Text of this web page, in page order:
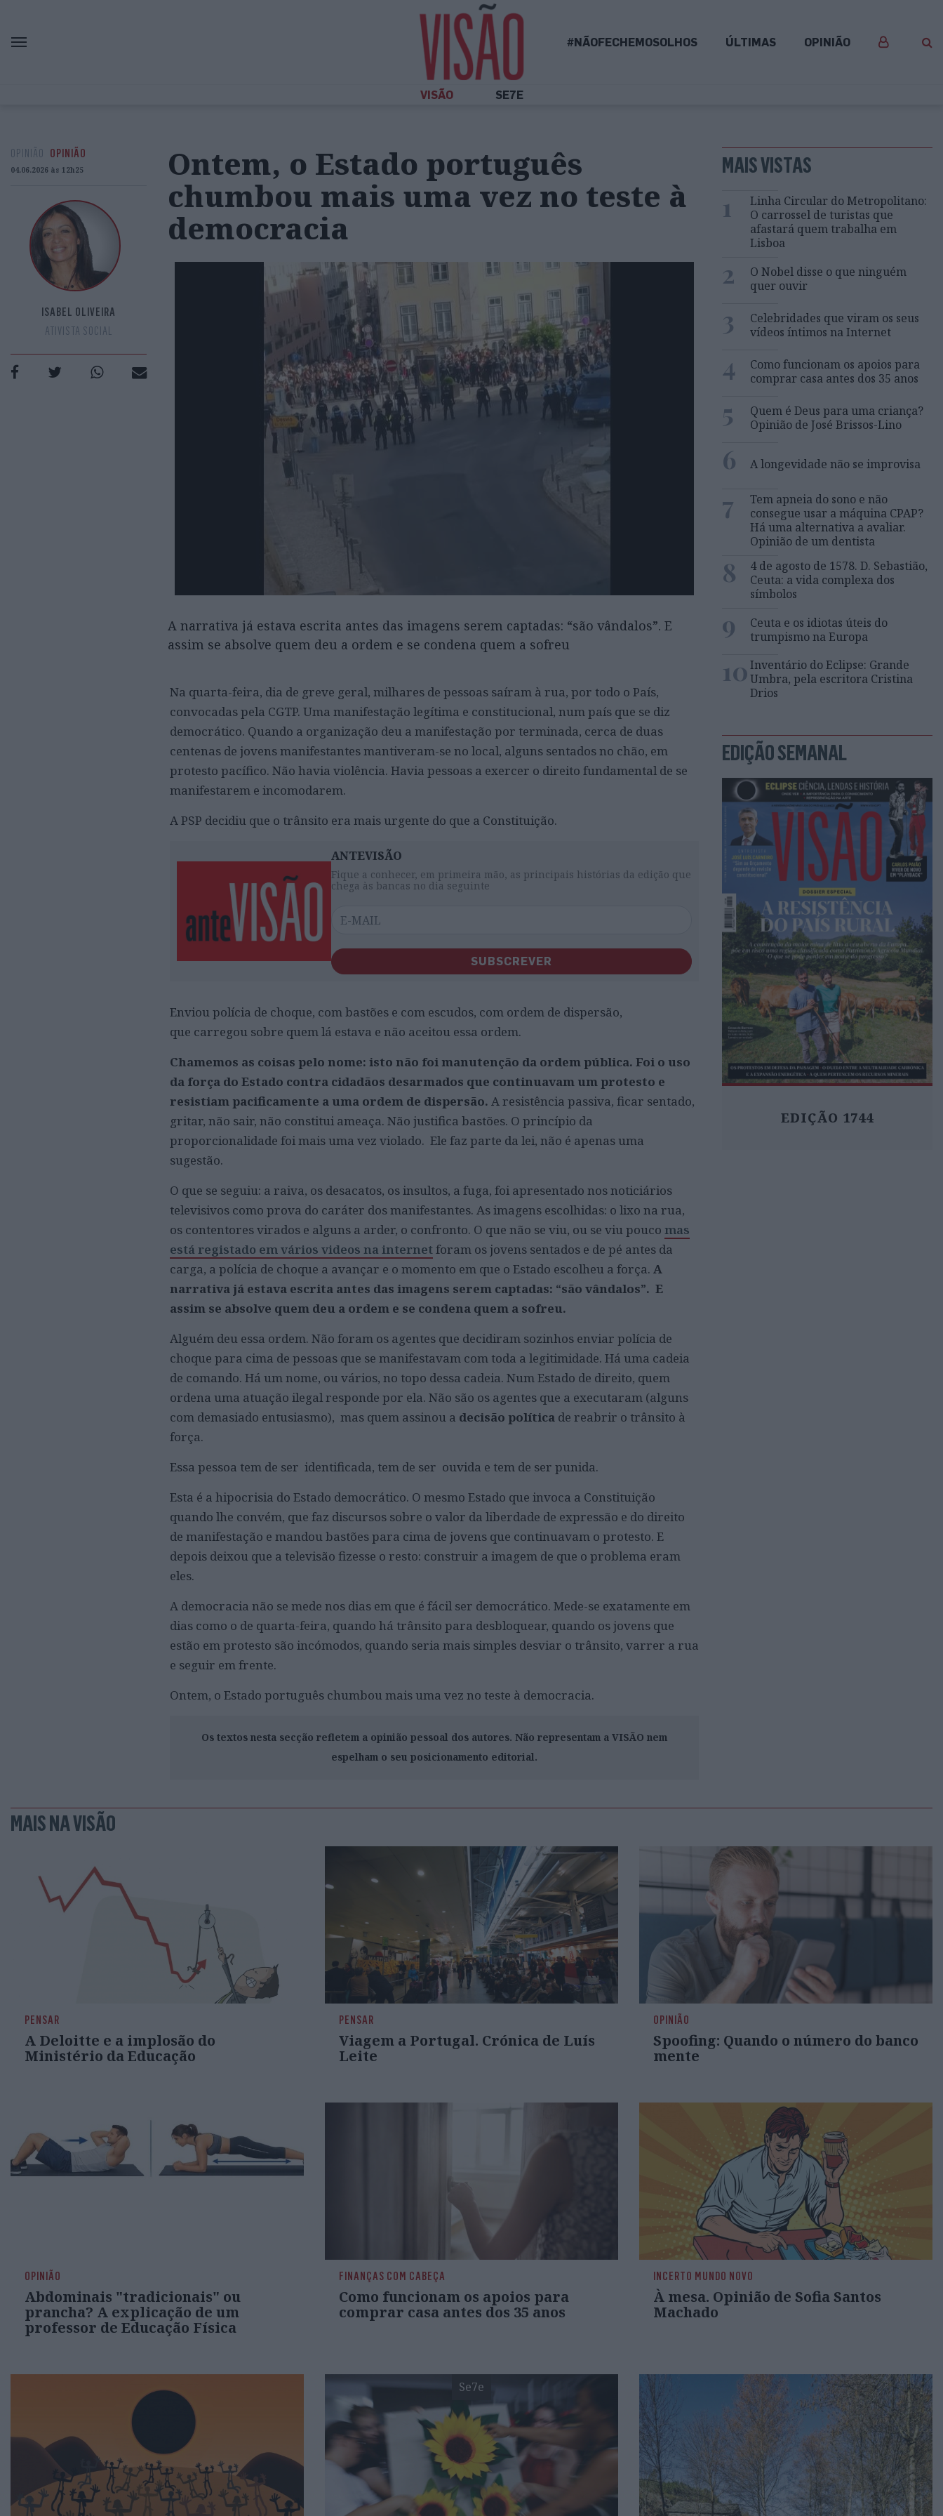
#NÃOFECHEMOSOLHOS ÚLTIMAS OPINIÃO
VISÃO SE7E
OPINIÃO OPINIÃO
04.06.2026 às 12h25
ISABEL OLIVEIRA
ATIVISTA SOCIAL
Ontem, o Estado português
chumbou mais uma vez no teste à
democracia
A narrativa já estava escrita antes das imagens serem captadas: “são vândalos”. E
assim se absolve quem deu a ordem e se condena quem a sofreu
Na quarta-feira, dia de greve geral, milhares de pessoas saíram à rua, por todo o País,
convocadas pela CGTP. Uma manifestação legítima e constitucional, num país que se diz
democrático. Quando a organização deu a manifestação por terminada, cerca de duas
centenas de jovens manifestantes mantiveram-se no local, alguns sentados no chão, em
protesto pacífico. Não havia violência. Havia pessoas a exercer o direito fundamental de se
manifestarem e incomodarem.
A PSP decidiu que o trânsito era mais urgente do que a Constituição.
ANTEVISÃO
Fique a conhecer, em primeira mão, as principais histórias da edição que
chega às bancas no dia seguinte
SUBSCREVER
Enviou polícia de choque, com bastões e com escudos, com ordem de dispersão,
que carregou sobre quem lá estava e não aceitou essa ordem.
Chamemos as coisas pelo nome: isto não foi manutenção da ordem pública. Foi o uso
da força do Estado contra cidadãos desarmados que continuavam um protesto e
resistiam pacificamente a uma ordem de dispersão. A resistência passiva, ficar sentado,
gritar, não sair, não constitui ameaça. Não justifica bastões. O princípio da
proporcionalidade foi mais uma vez violado. Ele faz parte da lei, não é apenas uma
sugestão.
O que se seguiu: a raiva, os desacatos, os insultos, a fuga, foi apresentado nos noticiários
televisivos como prova do caráter dos manifestantes. As imagens escolhidas: o lixo na rua,
os contentores virados e alguns a arder, o confronto. O que não se viu, ou se viu pouco mas
está registado em vários videos na internetforam os jovens sentados e de pé antes da
carga, a polícia de choque a avançar e o momento em que o Estado escolheu a força. A
narrativa já estava escrita antes das imagens serem captadas: “são vândalos”. E
assim se absolve quem deu a ordem e se condena quem a sofreu.
Alguém deu essa ordem. Não foram os agentes que decidiram sozinhos enviar polícia de
choque para cima de pessoas que se manifestavam com toda a legitimidade. Há uma cadeia
de comando. Há um nome, ou vários, no topo dessa cadeia. Num Estado de direito, quem
ordena uma atuação ilegal responde por ela. Não são os agentes que a executaram (alguns
com demasiado entusiasmo), mas quem assinou a decisão política de reabrir o trânsito à
força.
Essa pessoa tem de ser identificada, tem de ser ouvida e tem de ser punida.
Esta é a hipocrisia do Estado democrático. O mesmo Estado que invoca a Constituição
quando lhe convém, que faz discursos sobre o valor da liberdade de expressão e do direito
de manifestação e mandou bastões para cima de jovens que continuavam o protesto. E
depois deixou que a televisão fizesse o resto: construir a imagem de que o problema eram
eles.
A democracia não se mede nos dias em que é fácil ser democrático. Mede-se exatamente em
dias como o de quarta-feira, quando há trânsito para desbloquear, quando os jovens que
estão em protesto são incómodos, quando seria mais simples desviar o trânsito, varrer a rua
e seguir em frente.
Ontem, o Estado português chumbou mais uma vez no teste à democracia.
Os textos nesta secção refletem a opinião pessoal dos autores. Não representam a VISÃO nem
espelham o seu posicionamento editorial.
MAIS VISTAS
1
Linha Circular do Metropolitano:
O carrossel de turistas que
afastará quem trabalha em
Lisboa
2
O Nobel disse o que ninguém
quer ouvir
3
Celebridades que viram os seus
vídeos íntimos na Internet
4
Como funcionam os apoios para
comprar casa antes dos 35 anos
5
Quem é Deus para uma criança?
Opinião de José Brissos-Lino
6 A longevidade não se improvisa
7
Tem apneia do sono e não
consegue usar a máquina CPAP?
Há uma alternativa a avaliar.
Opinião de um dentista
8
4 de agosto de 1578. D. Sebastião,
Ceuta: a vida complexa dos
símbolos
9
Ceuta e os idiotas úteis do
trumpismo na Europa
10Inventário do Eclipse: Grande
Umbra, pela escritora Cristina
Drios
EDIÇÃO SEMANAL
EDIÇÃO 1744
MAIS NA VISÃO
PENSAR
A Deloitte e a implosão do
Ministério da Educação
PENSAR
Viagem a Portugal. Crónica de Luís
Leite
OPINIÃO
Spoofing: Quando o número do banco
mente
OPINIÃO
Abdominais "tradicionais" ou
prancha? A explicação de um
professor de Educação Física
FINANÇAS COM CABEÇA
Como funcionam os apoios para
comprar casa antes dos 35 anos
INCERTO MUNDO NOVO
À mesa. Opinião de Sofia Santos
Machado
Se7e